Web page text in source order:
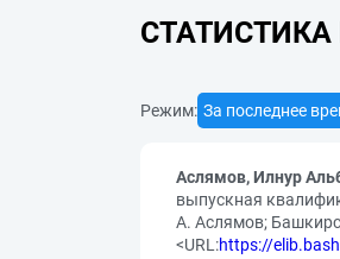
Режим: За последнее
Аслямов, Илнур
выпускная
А. Аслямов;
<URL:https://